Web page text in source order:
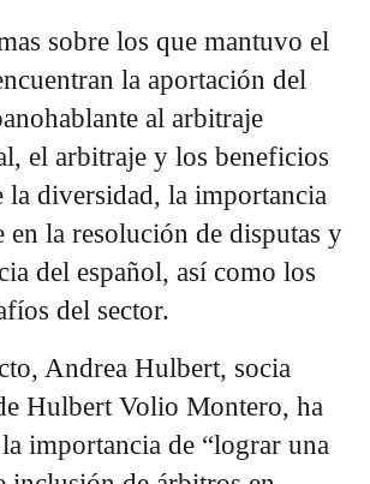
sobre los que mantuvo el
la aportación del
al arbitraje
el arbitraje y los beneficios
la diversidad, la importancia
en la resolución de disputas y
del español, así como los
del sector.
Andrea Hulbert, socia
Hulbert Volio Montero, ha
importancia de “lograr una